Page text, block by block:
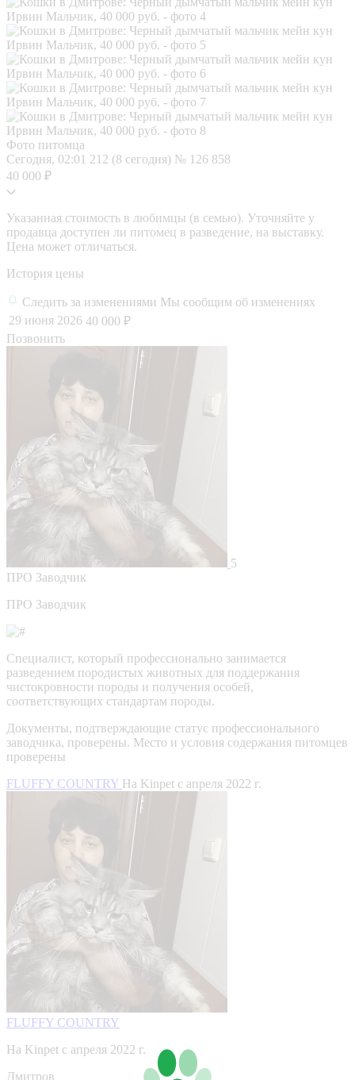
Фото питомца
Сегодня, 02:01 212 (8 сегодня) № 126 858
40 000 ₽
Указанная стоимость в любимцы (в семью). Уточняйте у
продавца доступен ли питомец в разведение, на выставку.
Цена может отличаться.
История цены
Следить за изменениями Мы сообщим об изменениях
29 июня 2026 40 000 ₽
Позвонить
5
ПРО Заводчик
ПРО Заводчик
Специалист, который профессионально занимается
разведением породистых животных для поддержания
чистокровности породы и получения особей,
соответствующих стандартам породы.
Документы, подтверждающие статус профессионального
заводчика, проверены. Место и условия содержания питомцев
проверены
FLUFFY COUNTRY На Kinpet c апреля 2022 г.
FLUFFY COUNTRY
На Kinpet c апреля 2022 г.
Дмитров